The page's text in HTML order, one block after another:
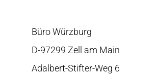
Büro Würzburg
D-97299 Zell am Main
Adalbert-Stifter-Weg 6